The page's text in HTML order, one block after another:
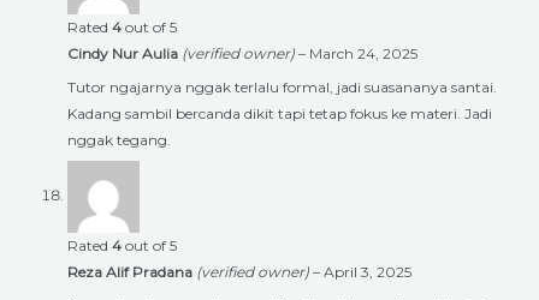
Rated 4 out of 5
Cindy Nur Aulia (verified owner) – March 24, 2025
Tutor ngajarnya nggak terlalu formal, jadi suasananya santai.
Kadang sambil bercanda dikit tapi tetap fokus ke materi. Jadi
nggak tegang.
Rated 4 out of 5
Reza Alif Pradana (verified owner) – April 3, 2025